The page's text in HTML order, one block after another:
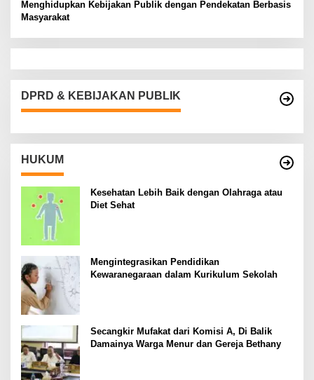
Menghidupkan Kebijakan Publik dengan Pendekatan Berbasis
Masyarakat
DPRD & KEBIJAKAN PUBLIK
HUKUM
Kesehatan Lebih Baik dengan Olahraga atau
Diet Sehat
Mengintegrasikan Pendidikan
Kewaranegaraan dalam Kurikulum Sekolah
Secangkir Mufakat dari Komisi A, Di Balik
Damainya Warga Menur dan Gereja Bethany